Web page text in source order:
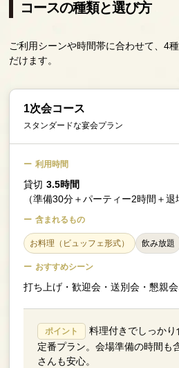
コースの種類と選び方
ご利用シーンや時間帯に合わせて、4
だけます。
1次会コース
スタンダードな宴会プラン
利用時間
貸切 3.5時間
（準備30分＋パーティー2時間＋退
含まれるもの
お料理（ビュッフェ形式） 飲み放題
おすすめシーン
打ち上げ・歓迎会・送別会・懇親
ポイント
料理付きでしっか
定番プラン。会場準備の時間も
さんも安心。